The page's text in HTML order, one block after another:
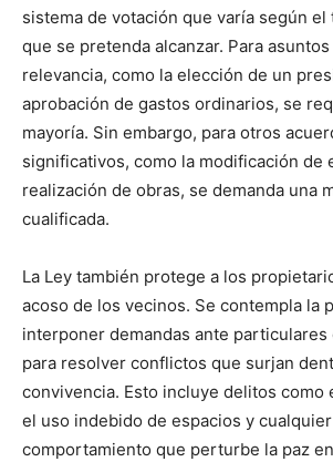
sistema de votación que varía según el
que se pretenda alcanzar. Para
relevancia, como la elección de un
aprobación de gastos ordinarios, se
mayoría. Sin embargo, para otros
significativos, como la modificación de
realización de obras, se demanda una
cualificada.
La Ley también protege a los
acoso de los vecinos. Se contempla la
interponer demandas ante particulares
para resolver conflictos que surjan
convivencia. Esto incluye delitos como
el uso indebido de espacios y
comportamiento que perturbe la paz